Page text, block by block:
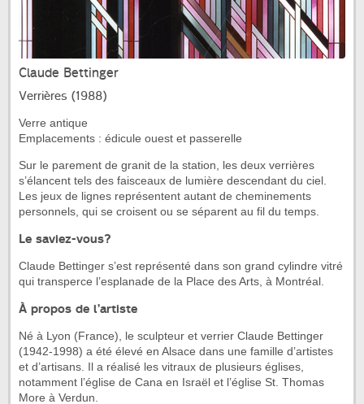
Claude Bettinger
Verrières (1988)
Verre antique
Emplacements : édicule ouest et passerelle
Sur le parement de granit de la station, les deux verrières
s’élancent tels des faisceaux de lumière descendant du ciel.
Les jeux de lignes représentent autant de cheminements
personnels, qui se croisent ou se séparent au fil du temps.
Le saviez-vous?
Claude Bettinger s’est représenté dans son grand cylindre vitré
qui transperce l’esplanade de la Place des Arts, à Montréal.
À propos de l’artiste
Né à Lyon (France), le sculpteur et verrier Claude Bettinger
(1942-1998) a été élevé en Alsace dans une famille d’artistes
et d’artisans. Il a réalisé les vitraux de plusieurs églises,
notamment l’église de Cana en Israël et l’église St. Thomas
More à Verdun.